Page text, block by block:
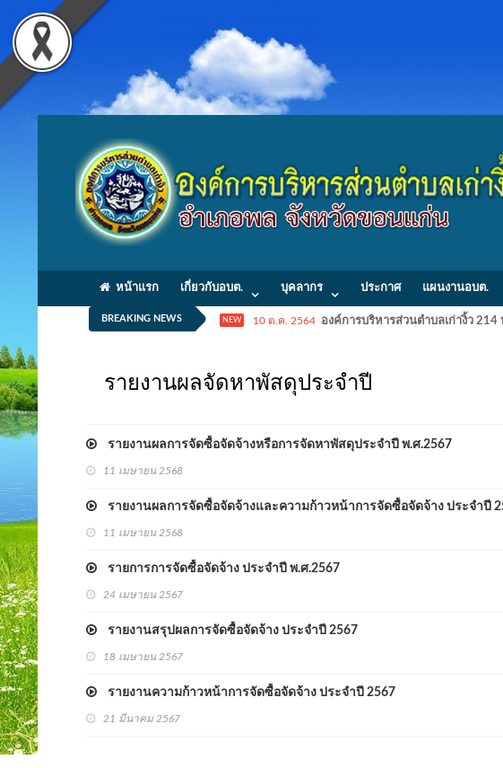
หน้าแรก เกี่ยวกับอบต. บุคลากร ประกาศ แผนงานอบต.
BREAKING NEWS NEW 10 ต.ค. 2564 องค์การบริหารส่วนตำบลเก่างิ้ว
รายงานผลจัดหาพัสดุประจำปี
รายงานผลการจัดซื้อจัดจ้างหรือการจัดหาพัสดุประจำปี พ.ศ.2567
11 เมษายน 2568
รายงานผลการจัดซื้อจัดจ้างและความก้าวหน้าการจัดซื้อจัดจ้าง ประจำปี
11 เมษายน 2568
รายการการจัดซื้อจัดจ้าง ประจำปี พ.ศ.2567
24 เมษายน 2567
รายงานสรุปผลการจัดซื้อจัดจ้าง ประจำปี 2567
18 เมษายน 2567
รายงานความก้าวหน้าการจัดซื้อจัดจ้าง ประจำปี 2567
21 มีนาคม 2567